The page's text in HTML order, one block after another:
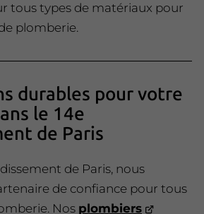
tous types de matériaux pour
plomberie.
durables pour votre
le 14e
de Paris
de Paris, nous
de confiance pour tous
Nos plombiers